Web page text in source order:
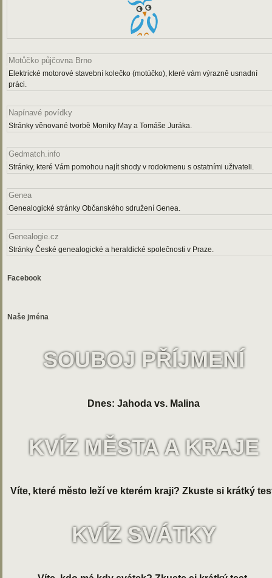
Motůčko půjčovna Brno
Elektrické motorové stavební kolečko (motúčko), které vám výrazně usnadní
práci.
Napínavé povídky
Stránky věnované tvorbě Moniky May a Tomáše Juráka.
Gedmatch.info
Stránky, které Vám pomohou najít shody v rodokmenu s ostatními uživateli.
Genea
Genealogické stránky Občanského sdružení Genea.
Genealogie.cz
Stránky České genealogické a heraldické společnosti v Praze.
Facebook
Naše jména
SOUBOJ PŘÍJMENÍ
Dnes: Jahoda vs. Malina
KVÍZ MĚSTA A KRAJE
Víte, které město leží ve kterém kraji? Zkuste si krátký
KVÍZ SVÁTKY